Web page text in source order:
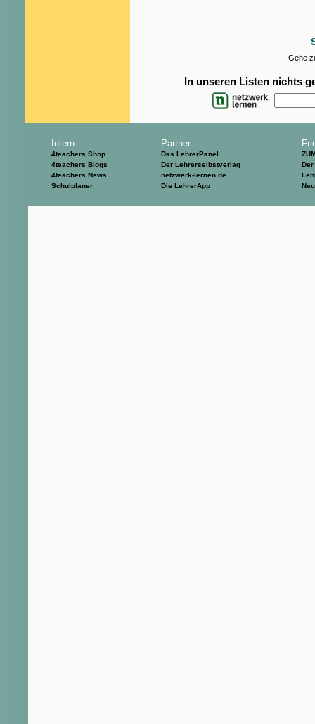
Gehe
In unseren Listen nichts
Intern
4teachers Shop
4teachers Blogs
4teachers News
Schulplaner
Partner
Das LehrerPanel
Der Lehrerselbstverlag
netzwerk-lernen.de
Die LehrerApp